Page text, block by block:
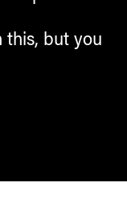
this, but you